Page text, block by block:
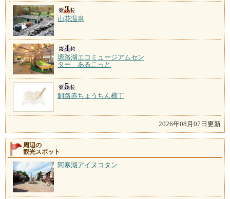
山花温泉
塘路湖エコミュージアムセン
ター あるこっと
釧路赤ちょうちん横丁
2026年08月07日更新
周辺の
観光スポット
阿寒湖アイヌコタン